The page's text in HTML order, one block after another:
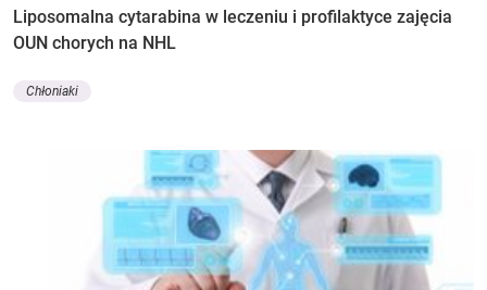
Liposomalna cytarabina w leczeniu i profilaktyce zajęcia
OUN chorych na NHL
Chłoniaki